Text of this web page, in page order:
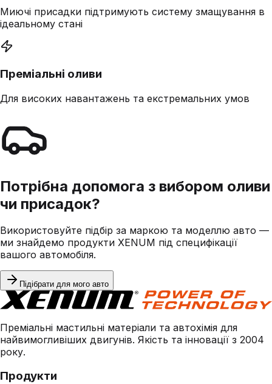
Миючі присадки підтримують систему змащування в
ідеальному стані
Преміальні оливи
Для високих навантажень та екстремальних умов
Потрібна допомога з вибором оливи
чи присадок?
Використовуйте підбір за маркою та моделлю авто —
ми знайдемо продукти XENUM під специфікації
вашого автомобіля.
Підібрати для мого авто
Преміальні мастильні матеріали та автохімія для
найвимогливіших двигунів. Якість та інновації з 2004
року.
Продукти